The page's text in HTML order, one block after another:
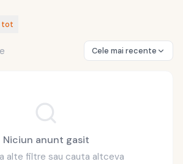
tot
Cele mai recente
Niciun anunt gasit
alte filtre sau cauta altceva